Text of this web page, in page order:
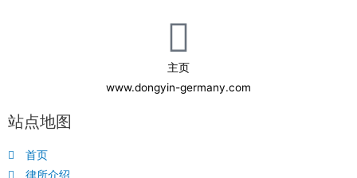
主页
www.dongyin-germany.com
站点地图
首页
律所介绍